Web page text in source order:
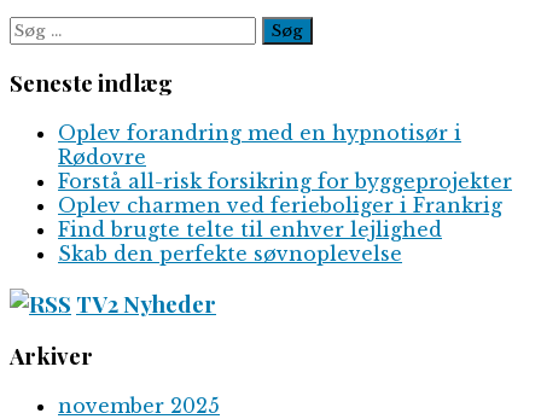
Søg
efter:
Seneste indlæg
Oplev forandring med en hypnotisør i
Rødovre
Forstå all-risk forsikring for byggeprojekter
Oplev charmen ved ferieboliger i Frankrig
Find brugte telte til enhver lejlighed
Skab den perfekte søvnoplevelse
TV2 Nyheder
Arkiver
november 2025